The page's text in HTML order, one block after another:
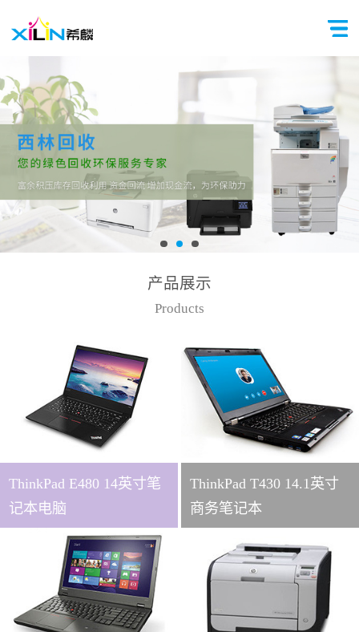
产品展示
Products
ThinkPad E480 14英寸笔
记本电脑
ThinkPad T430 14.1英寸
商务笔记本